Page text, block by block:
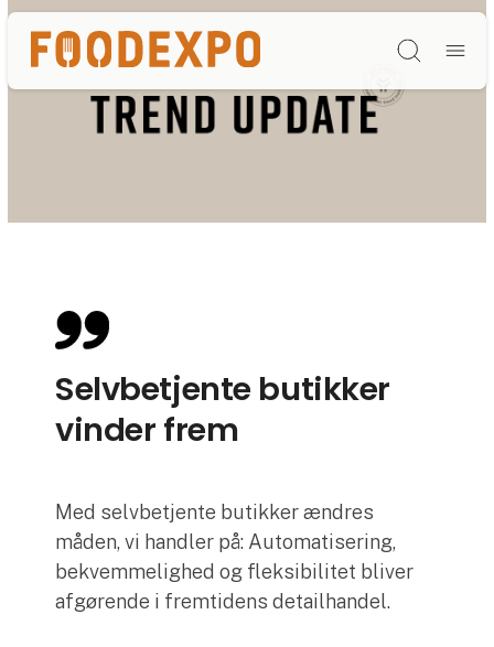
Søg
Selvbetjente butikker
vinder frem
Med selvbetjente butikker ændres
måden, vi handler på: Automatisering,
bekvemmelighed og fleksibilitet bliver
afgørende i fremtidens detailhandel.